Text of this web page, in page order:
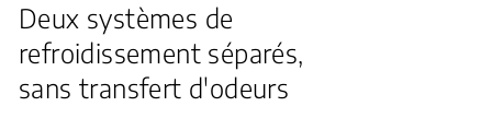
Deux systèmes de
refroidissement séparés,
sans transfert d'odeurs